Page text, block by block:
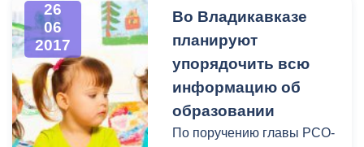
молодежи, будет
ограничено трамвайное
движение пр пр.Мира и
частично ограничено
движение автомобильного
транспорта по
26
06
2017
Во Владикавказе
планируют
упорядочить всю
информацию об
образовании
По поручению главы РСО-